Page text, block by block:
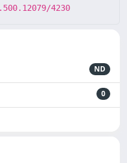
4230
ND
0